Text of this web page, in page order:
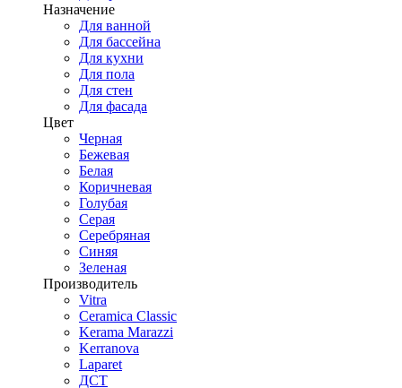
Назначение
Для ванной
Для бассейна
Для кухни
Для пола
Для стен
Для фасада
Цвет
Черная
Бежевая
Белая
Коричневая
Голубая
Серая
Серебряная
Синяя
Зеленая
Производитель
Vitra
Ceramica Classic
Kerama Marazzi
Kerranova
Laparet
ДСТ